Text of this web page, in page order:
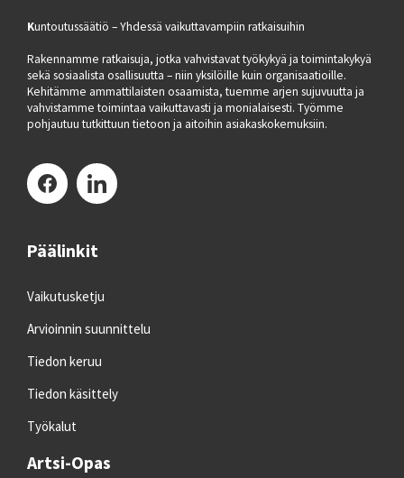
Kuntoutussäätiö – Yhdessä vaikuttavampiin ratkaisuihin
Rakennamme ratkaisuja, jotka vahvistavat työkykyä ja toimintakykyä
sekä sosiaalista osallisuutta – niin yksilöille kuin organisaatioille.
Kehitämme ammattilaisten osaamista, tuemme arjen sujuvuutta ja
vahvistamme toimintaa vaikuttavasti ja monialaisesti. Työmme
pohjautuu tutkittuun tietoon ja aitoihin asiakaskokemuksiin.
Päälinkit
Vaikutusketju
Arvioinnin suunnittelu
Tiedon keruu
Tiedon käsittely
Työkalut
Artsi-Opas